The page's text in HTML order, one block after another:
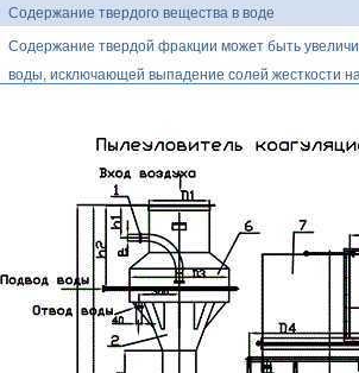
Содержание твердого вещества в воде
Содержание твердой фракции может быть
воды, исключающей выпадение солей жесткости